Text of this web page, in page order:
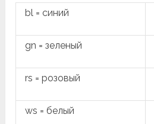
bl = синий
gn = зеленый
rs = розовый
ws = белый